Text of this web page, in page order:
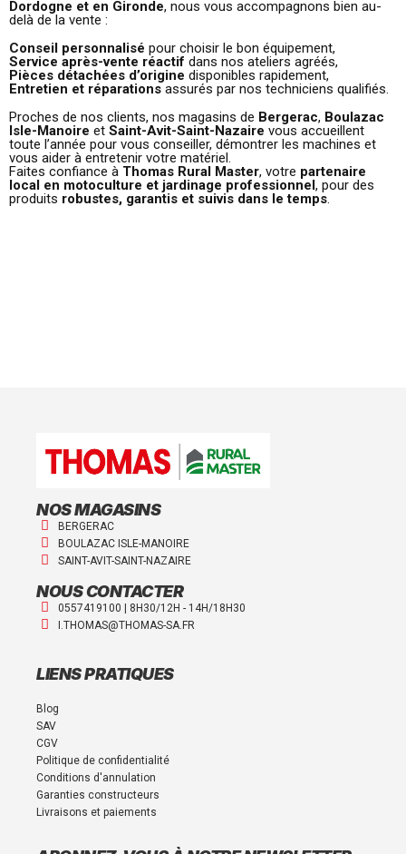
Dordogne et en Gironde, nous vous accompagnons bien au-
delà de la vente :
Conseil personnalisé pour choisir le bon équipement,
Service après-vente réactif dans nos ateliers agréés,
Pièces détachées d’origine disponibles rapidement,
Entretien et réparations assurés par nos techniciens qualifiés.
Proches de nos clients, nos magasins de Bergerac, Boulazac
Isle-Manoire et Saint-Avit-Saint-Nazaire vous accueillent
toute l’année pour vous conseiller, démontrer les machines et
vous aider à entretenir votre matériel.
Faites confiance à Thomas Rural Master, votre partenaire
local en motoculture et jardinage professionnel, pour des
produits robustes, garantis et suivis dans le temps
NOS MAGASINS
BERGERAC
BOULAZAC ISLE-MANOIRE
SAINT-AVIT-SAINT-NAZAIRE
NOUS CONTACTER
0557419100 | 8H30/12H - 14H/18H30
I.THOMAS@THOMAS-SA.FR
LIENS PRATIQUES
Blog
SAV
CGV
Politique de confidentialité
Conditions d'annulation
Garanties constructeurs
Livraisons et paiements